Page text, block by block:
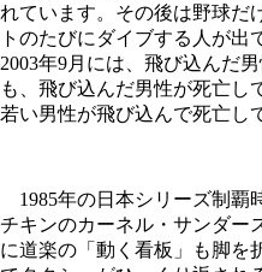
れています。その後は野球だ
トのたびにダイブする人が出
2003年9月には、飛び込んだ
も、飛び込んだ男性が死亡し
若い男性が飛び込んで死亡し
1985年の日本シリーズ制覇
チキンのカーネル・サンダー
に道楽の「動く看板」も脚を